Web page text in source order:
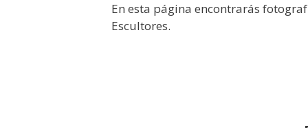
En esta página encontrarás
Escultores.